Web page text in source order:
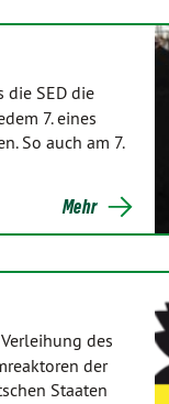
die SED die
7. eines
So auch am 7.
Mehr
des
der
Staaten